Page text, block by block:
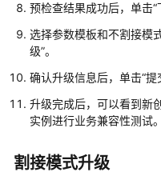
MySQL
用
南
RDS
PostgreSQL
用
预检查结果成功后，单击“
选择参数模板和不割接模
级”。
确认升级信息后，单击“提
升级完成后，可以看到新
实例进行业务兼容性测试。
割接模式升级